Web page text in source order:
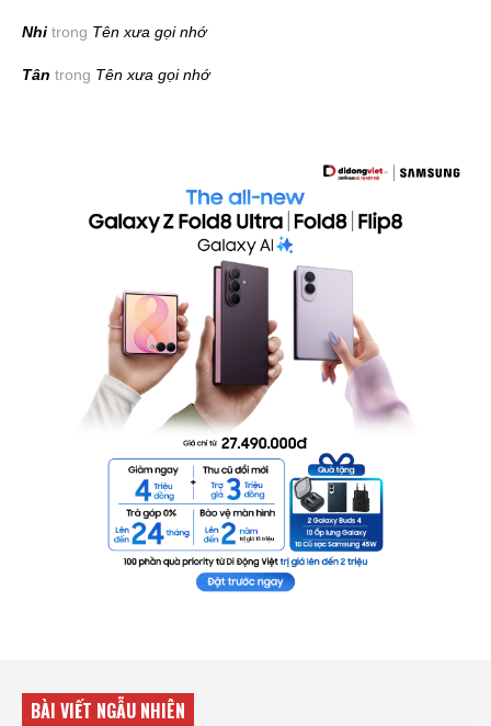
Nhi trong Tên xưa gọi nhớ
Tân trong Tên xưa gọi nhớ
BÀI VIẾT NGẪU NHIÊN